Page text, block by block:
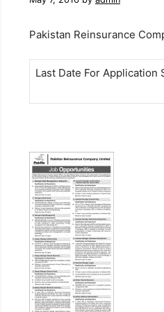
Pakistan Reinsurance
Last Date For Application